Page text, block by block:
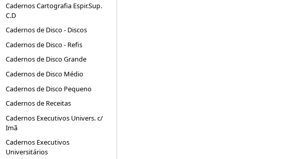
Cadernos Cartografia Espir.Sup.
C.D
Cadernos de Disco - Discos
Cadernos de Disco - Refis
Cadernos de Disco Grande
Cadernos de Disco Médio
Cadernos de Disco Pequeno
Cadernos de Receitas
Cadernos Executivos Univers. c/
Imã
Cadernos Executivos
Universitários